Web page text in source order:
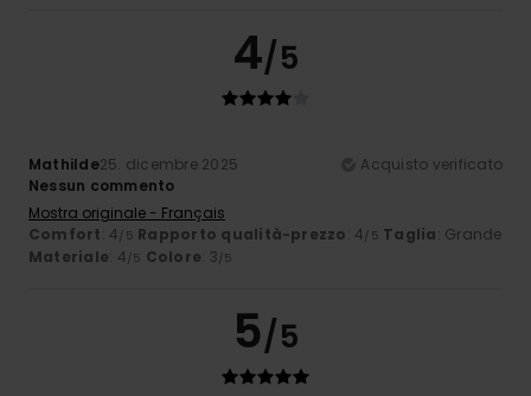
4/5
Mathilde25. dicembre 2025
Acquisto verificato
Nessun commento
Mostra originale - Français
Comfort: 4/5 Rapporto qualità-prezzo: 4/5 Taglia: Grande
Materiale: 4/5 Colore: 3/5
5/5